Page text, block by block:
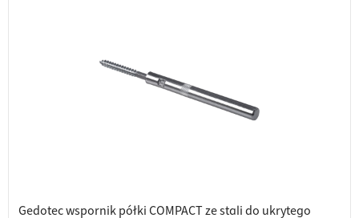
Gedotec wspornik półki COMPACT ze stali do ukrytego